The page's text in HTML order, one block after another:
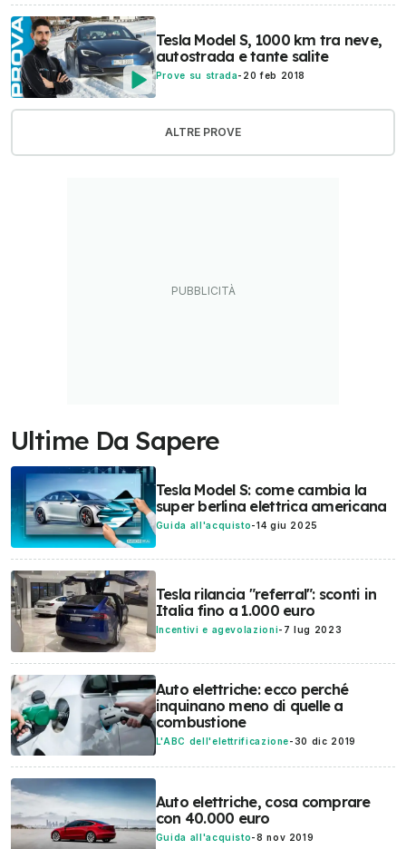
Tesla Model S, 1000 km tra neve,
autostrada e tante salite
Prove su strada- 20 feb 2018
ALTRE PROVE
Ultime Da Sapere
Tesla Model S: come cambia la
super berlina elettrica americana
Guida all'acquisto-14 giu 2025
Tesla rilancia "referral": sconti in
Italia fino a 1.000 euro
Incentivi e agevolazioni- 7 lug 2023
Auto elettriche: ecco perché
inquinano meno di quelle a
combustione
L'ABC dell'elettrificazione-30 dic 2019
Auto elettriche, cosa comprare
con 40.000 euro
Guida all'acquisto-8 nov 2019